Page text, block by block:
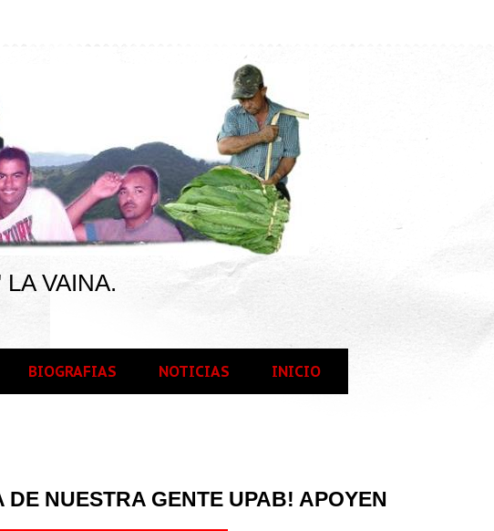
VAINA.
BIOGRAFIAS NOTICIAS INICIO
NUESTRA GENTE UPAB! APOYEN